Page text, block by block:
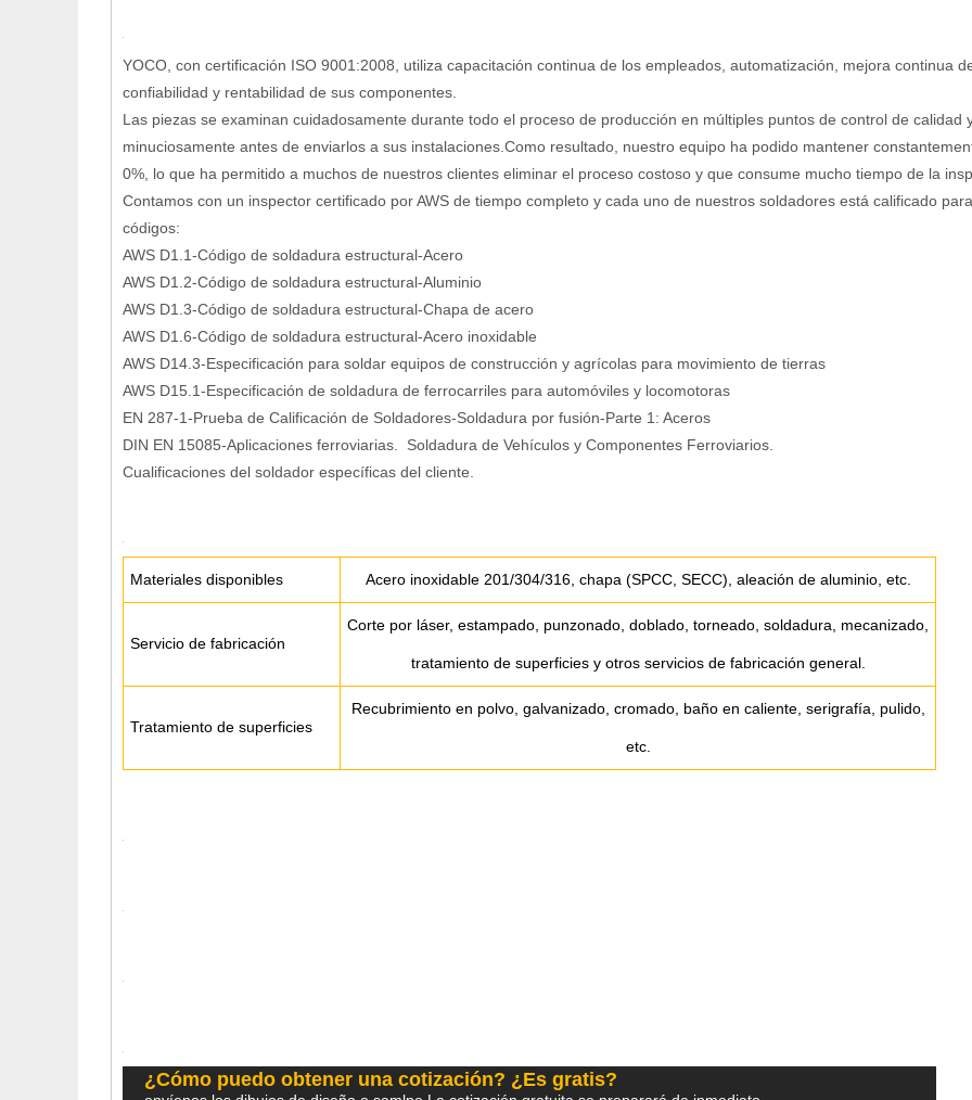
YOCO, con certificación ISO 9001:2008, utiliza capacitación continua de los empleados, automatización, mejora continua
confiabilidad y rentabilidad de sus componentes.
Las piezas se examinan cuidadosamente durante todo el proceso de producción en múltiples puntos de control de
minuciosamente antes de enviarlos a sus instalaciones.Como resultado, nuestro equipo ha podido mantener
0%, lo que ha permitido a muchos de nuestros clientes eliminar el proceso costoso y que consume mucho tiempo de la
Contamos con un inspector certificado por AWS de tiempo completo y cada uno de nuestros soldadores está calificado
códigos:
AWS D1.1-Código de soldadura estructural-Acero
AWS D1.2-Código de soldadura estructural-Aluminio
AWS D1.3-Código de soldadura estructural-Chapa de acero
AWS D1.6-Código de soldadura estructural-Acero inoxidable
AWS D14.3-Especificación para soldar equipos de construcción y agrícolas para movimiento de tierras
AWS D15.1-Especificación de soldadura de ferrocarriles para automóviles y locomotoras
EN 287-1-Prueba de Calificación de Soldadores-Soldadura por fusión-Parte 1: Aceros
DIN EN 15085-Aplicaciones ferroviarias. Soldadura de Vehículos y Componentes Ferroviarios.
Cualificaciones del soldador específicas del cliente.
Materiales disponibles Acero inoxidable 201/304/316, chapa (SPCC, SECC), aleación de aluminio, etc.
Servicio de fabricación
Corte por láser, estampado, punzonado, doblado, torneado, soldadura, mecanizado,
tratamiento de superficies y otros servicios de fabricación general.
Tratamiento de superficies
Recubrimiento en polvo, galvanizado, cromado, baño en caliente, serigrafía, pulido,
etc.
¿Cómo puedo obtener una cotización? ¿Es gratis?